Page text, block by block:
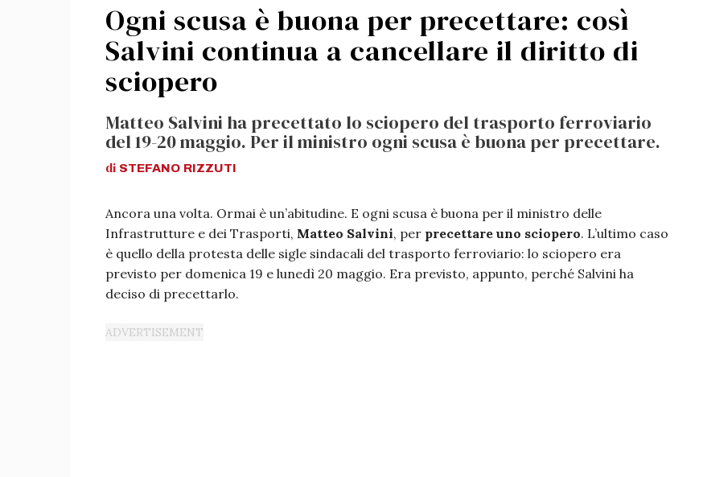
Ogni scusa è buona per precettare: così
Salvini continua a cancellare il diritto di
sciopero
Matteo Salvini ha precettato lo sciopero del trasporto ferroviario
del 19-20 maggio. Per il ministro ogni scusa è buona per precettare.
di STEFANO RIZZUTI
Ancora una volta. Ormai è un’abitudine. E ogni scusa è buona per il ministro delle
Infrastrutture e dei Trasporti, Matteo Salvini, per precettare uno sciopero. L’ultimo caso
è quello della protesta delle sigle sindacali del trasporto ferroviario: lo sciopero era
previsto per domenica 19 e lunedì 20 maggio. Era previsto, appunto, perché Salvini ha
deciso di precettarlo.